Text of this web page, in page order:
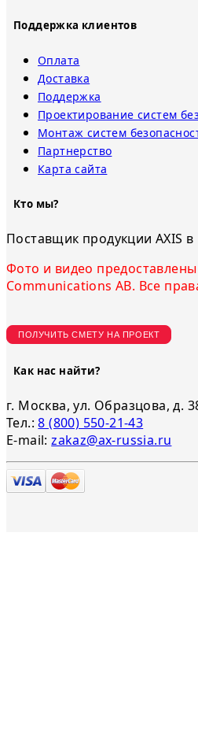
Поддержка клиентов
Оплата
Доставка
Поддержка
Проектирование систем
Монтаж систем
Партнерство
Карта сайта
Кто мы?
Поставщик продукции AXIS в
Фото и видео
Communications AB. Все
ПОЛУЧИТЬ СМЕТУ НА ПРОЕКТ
Как нас найти?
г. Москва, ул. Образцова, д.
Тел.:8 (800) 550-21-43
E-mail:zakaz@ax-russia.ru